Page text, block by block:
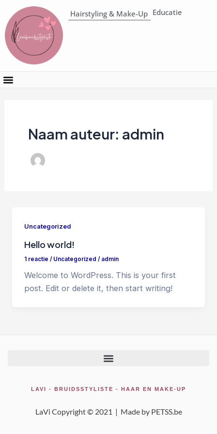
naar
de
inhoud
Hairstyling & Make-Up Educatie
Naam auteur: admin
Uncategorized
Hello world!
1 reactie / Uncategorized / admin
Welcome to WordPress. This is your first
post. Edit or delete it, then start writing!
LAVI - BRUIDSSTYLISTE - HAAR EN MAKE-UP
LaVi Copyright © 2021 | Made by PETSS.be